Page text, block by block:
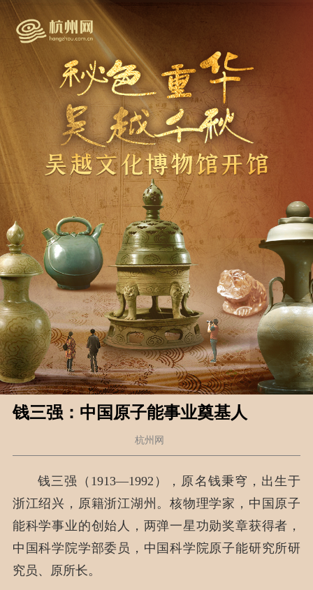
钱三强：中国原子能事业奠基人
杭州网
钱三强（1913—1992），原名钱秉穹，出生于
浙江绍兴，原籍浙江湖州。核物理学家，中国原子
能科学事业的创始人，两弹一星功勋奖章获得者，
中国科学院学部委员，中国科学院原子能研究所研
究员、原所长。